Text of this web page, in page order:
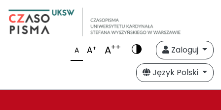
A A+ A++
Zaloguj
Język Polski